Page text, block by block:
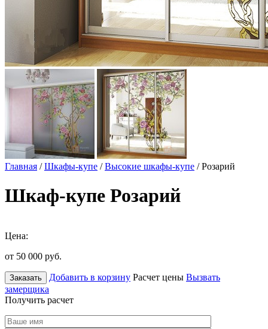
Главная /Шкафы-купе /Высокие шкафы-купе / Розарий
Шкаф-купе Розарий
Цена:
от 50 000 руб.
Заказать Добавить в корзину Расчет цены Вызвать
замерщика
Получить расчет